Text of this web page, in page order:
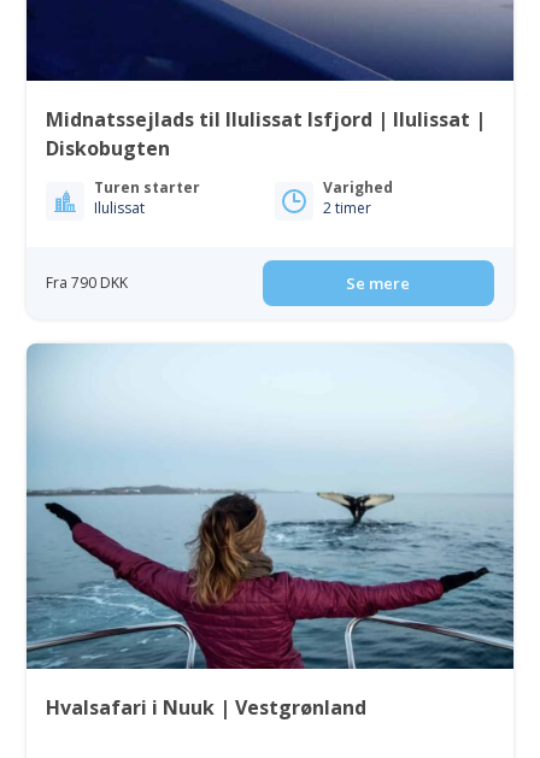
Midnatssejlads til Ilulissat Isfjord | Ilulissat |
Diskobugten
Turen starter
Ilulissat
Varighed
2 timer
Fra 790 DKK Se mere
Hvalsafari i Nuuk | Vestgrønland